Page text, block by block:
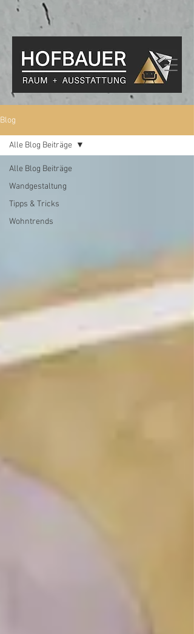
Blog
Alle Blog Beiträge
Wandgestaltung
Tipps & Tricks
Wohntrends
Alle Blog Beiträge